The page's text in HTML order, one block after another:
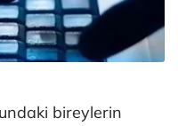
bireylerin